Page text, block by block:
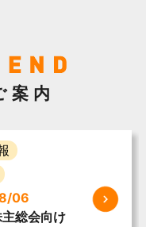
案内
06
総会向け